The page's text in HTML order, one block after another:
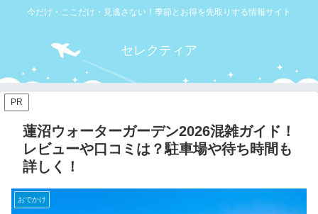
今だけ・ここだけ・見逃さない！季節とお得を先取りする情報サイト
セレクティア
PR
蓮沼ウォーターガーデン2026混雑ガイド！
レビューや口コミは？駐車場や待ち時間も
詳しく！
おでかけ